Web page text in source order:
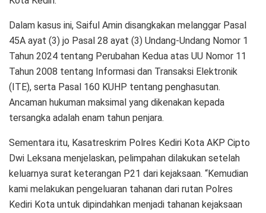
Dalam kasus ini, Saiful Amin disangkakan melanggar Pasal
45A ayat (3) jo Pasal 28 ayat (3) Undang-Undang Nomor 1
Tahun 2024 tentang Perubahan Kedua atas UU Nomor 11
Tahun 2008 tentang Informasi dan Transaksi Elektronik
(ITE), serta Pasal 160 KUHP tentang penghasutan.
Ancaman hukuman maksimal yang dikenakan kepada
tersangka adalah enam tahun penjara.
Sementara itu, Kasatreskrim Polres Kediri Kota AKP Cipto
Dwi Leksana menjelaskan, pelimpahan dilakukan setelah
keluarnya surat keterangan P21 dari kejaksaan. “Kemudian
kami melakukan pengeluaran tahanan dari rutan Polres
Kediri Kota untuk dipindahkan menjadi tahanan kejaksaan